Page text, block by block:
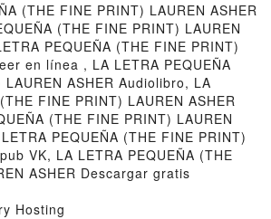
(THE FINE PRINT) LAUREN ASHER
(THE FINE PRINT) LAUREN
PEQUEÑA (THE FINE PRINT)
en línea , LA LETRA PEQUEÑA
ASHER Audiolibro, LA
FINE PRINT) LAUREN ASHER
(THE FINE PRINT) LAUREN
PEQUEÑA (THE FINE PRINT)
VK, LA LETRA PEQUEÑA (THE
ASHER Descargar gratis
Hosting